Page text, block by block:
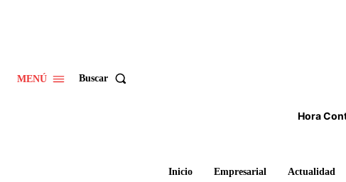
MENÚ Buscar
Hora
Inicio Empresarial Actualidad